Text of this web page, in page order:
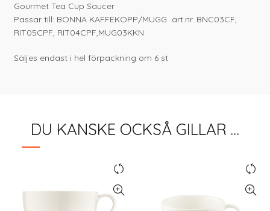
Gourmet Tea Cup Saucer
Passar till: BONNA KAFFEKOPP/MUGG art.nr. BNC03CF,
RIT05CPF, RIT04CPF,MUG03KKN
Säljes endast i hel förpackning om 6 st
DU KANSKE OCKSÅ GILLAR …